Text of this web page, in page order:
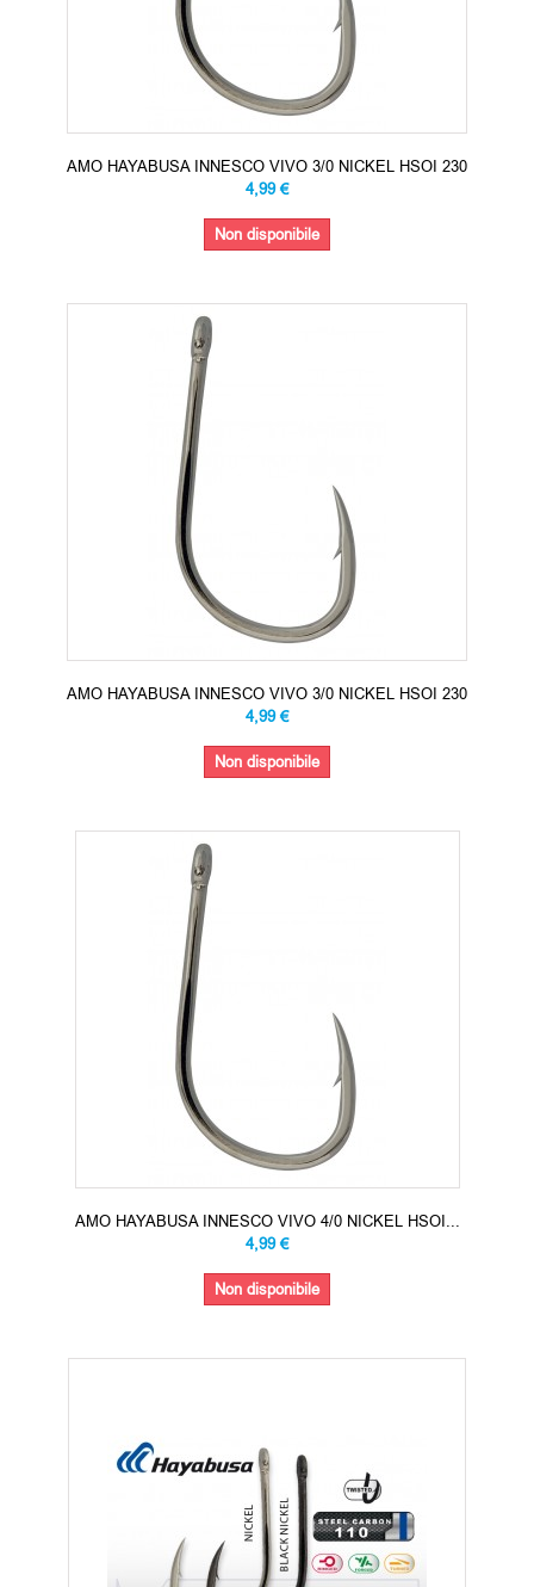
AMO HAYABUSA INNESCO VIVO 3/0 NICKEL HSOI 230
4,99 €
Non disponibile
AMO HAYABUSA INNESCO VIVO 3/0 NICKEL HSOI 230
4,99 €
Non disponibile
AMO HAYABUSA INNESCO VIVO 4/0 NICKEL HSOI...
4,99 €
Non disponibile